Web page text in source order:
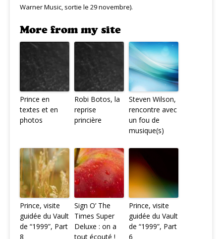
Warner Music, sortie le 29 novembre).
More from my site
Prince en
textes et en
photos
Robi Botos, la
reprise
princière
Steven Wilson,
rencontre avec
un fou de
musique(s)
Prince, visite
guidée du Vault
de “1999”, Part
8
Sign O’ The
Times Super
Deluxe : on a
tout écouté !
Prince, visite
guidée du Vault
de “1999”, Part
6